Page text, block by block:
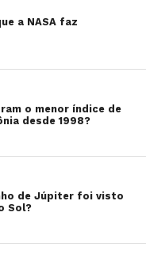
a NASA faz
o menor índice de
desde 1998?
de Júpiter foi visto
Sol?